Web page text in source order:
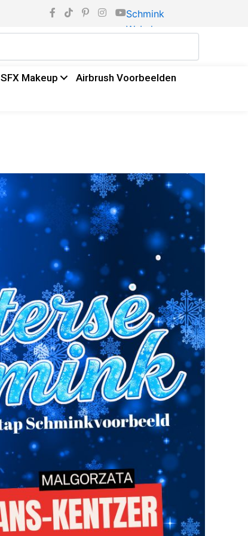
Schmink
Webshop
SFX Makeup
Airbrush Voorbeelden